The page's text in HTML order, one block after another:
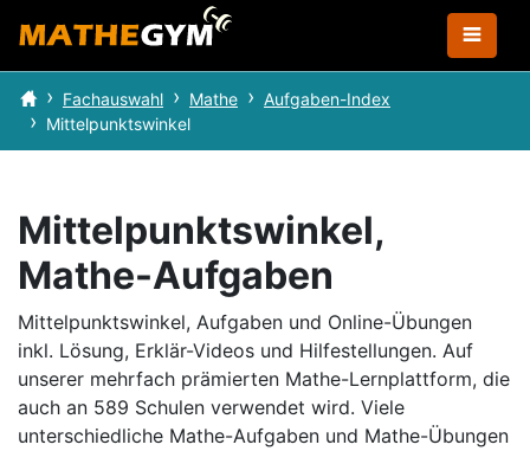
Fachauswahl Mathe
Aufgaben-Index
Mittelpunktswinkel
Mittelpunktswinkel,
Mathe-Aufgaben
Mittelpunktswinkel, Aufgaben und Online-Übungen
inkl. Lösung, Erklär-Videos und Hilfestellungen. Auf
unserer mehrfach prämierten Mathe-Lernplattform, die
auch an 589 Schulen verwendet wird. Viele
unterschiedliche Mathe-Aufgaben und Mathe-Übungen